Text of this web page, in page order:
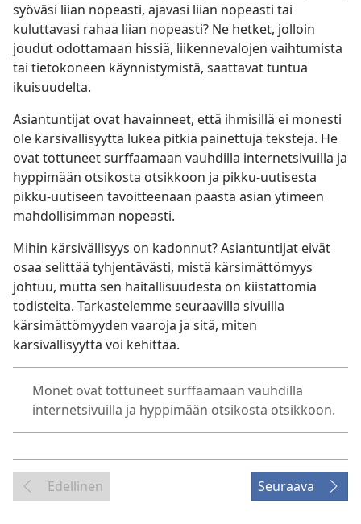
syöväsi liian nopeasti, ajavasi liian nopeasti tai
kuluttavasi rahaa liian nopeasti? Ne hetket, jolloin
joudut odottamaan hissiä, liikennevalojen vaihtumista
tai tietokoneen käynnistymistä, saattavat tuntua
ikuisuudelta.
Asiantuntijat ovat havainneet, että ihmisillä ei monesti
ole kärsivällisyyttä lukea pitkiä painettuja tekstejä. He
ovat tottuneet surffaamaan vauhdilla internetsivuilla ja
hyppimään otsikosta otsikkoon ja pikku-uutisesta
pikku-uutiseen tavoitteenaan päästä asian ytimeen
mahdollisimman nopeasti.
Mihin kärsivällisyys on kadonnut? Asiantuntijat eivät
osaa selittää tyhjentävästi, mistä kärsimättömyys
johtuu, mutta sen haitallisuudesta on kiistattomia
todisteita. Tarkastelemme seuraavilla sivuilla
kärsimättömyyden vaaroja ja sitä, miten
kärsivällisyyttä voi kehittää.
Monet ovat tottuneet surffaamaan vauhdilla
internetsivuilla ja hyppimään otsikosta otsikkoon.
Edellinen Seuraava